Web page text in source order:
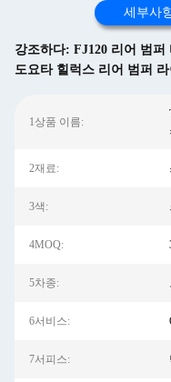
세부사
강조하다: FJ120 리어 범퍼
도요타 힐럭스 리어 범퍼
1상품 이름:
2재료:
3색:
4MOQ:
5차종:
6서비스:
7서피스: